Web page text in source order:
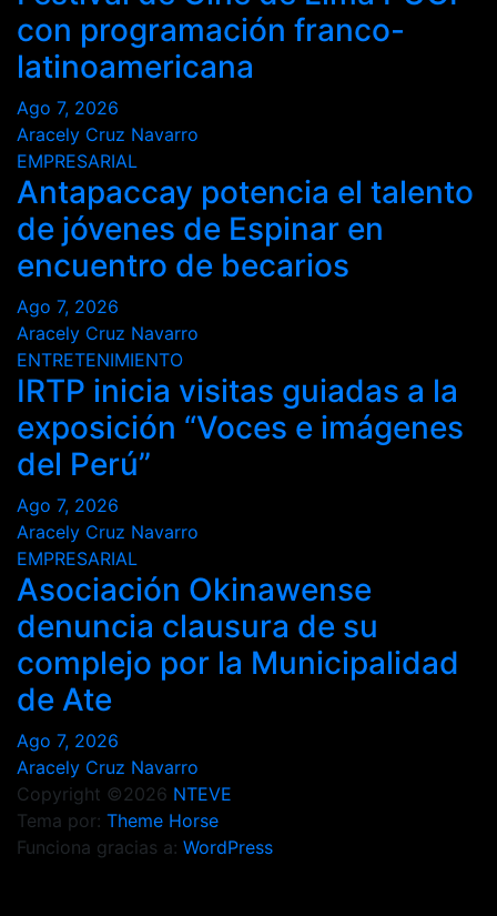
con programación franco-
latinoamericana
Ago 7, 2026
Aracely Cruz Navarro
EMPRESARIAL
Antapaccay potencia el talento
de jóvenes de Espinar en
encuentro de becarios
Ago 7, 2026
Aracely Cruz Navarro
ENTRETENIMIENTO
IRTP inicia visitas guiadas a la
exposición “Voces e imágenes
del Perú”
Ago 7, 2026
Aracely Cruz Navarro
EMPRESARIAL
Asociación Okinawense
denuncia clausura de su
complejo por la Municipalidad
de Ate
Ago 7, 2026
Aracely Cruz Navarro
Copyright ©2026 NTEVE
Tema por: Theme Horse
Funciona gracias a: WordPress